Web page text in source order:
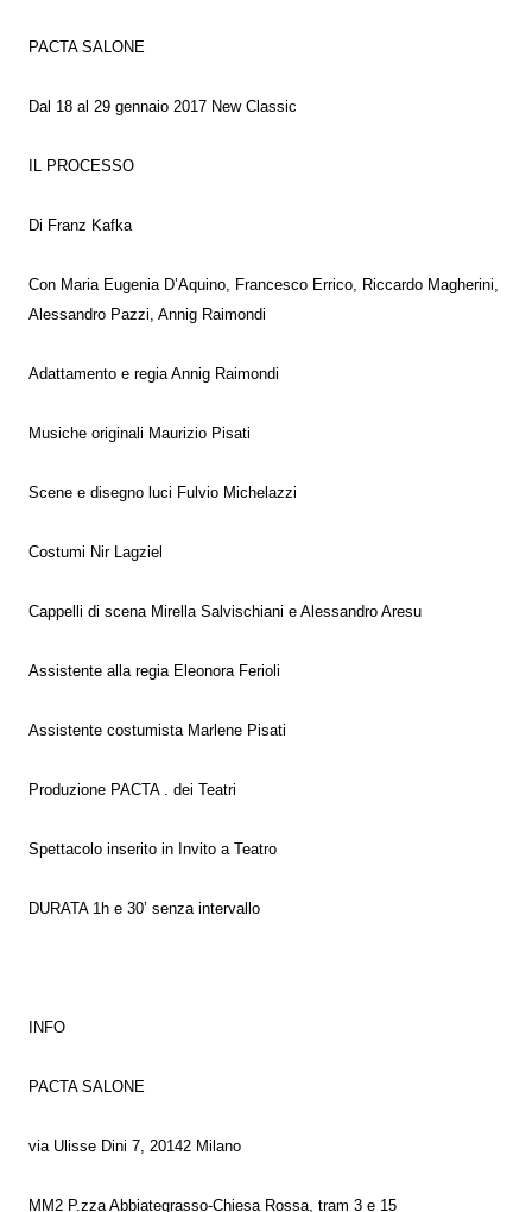
PACTA SALONE
Dal 18 al 29 gennaio 2017 New Classic
IL PROCESSO
Di Franz Kafka
Con Maria Eugenia D’Aquino, Francesco Errico, Riccardo Magherini,
Alessandro Pazzi, Annig Raimondi
Adattamento e regia Annig Raimondi
Musiche originali Maurizio Pisati
Scene e disegno luci Fulvio Michelazzi
Costumi Nir Lagziel
Cappelli di scena Mirella Salvischiani e Alessandro Aresu
Assistente alla regia Eleonora Ferioli
Assistente costumista Marlene Pisati
Produzione PACTA . dei Teatri
Spettacolo inserito in Invito a Teatro
DURATA 1h e 30’ senza intervallo
INFO
PACTA SALONE
via Ulisse Dini 7, 20142 Milano
MM2 P.zza Abbiategrasso-Chiesa Rossa, tram 3 e 15